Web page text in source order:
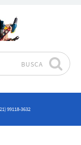
BUSCA
99118-3632